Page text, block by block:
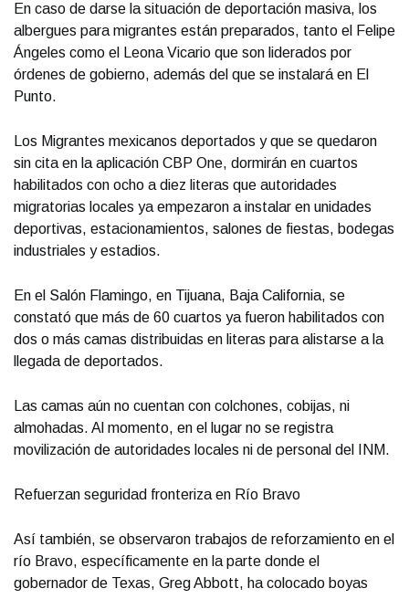
En caso de darse la situación de deportación masiva, los
albergues para migrantes están preparados, tanto el Felipe
Ángeles como el Leona Vicario que son liderados por
órdenes de gobierno, además del que se instalará en El
Punto.
Los Migrantes mexicanos deportados y que se quedaron
sin cita en la aplicación CBP One, dormirán en cuartos
habilitados con ocho a diez literas que autoridades
migratorias locales ya empezaron a instalar en unidades
deportivas, estacionamientos, salones de fiestas, bodegas
industriales y estadios.
En el Salón Flamingo, en Tijuana, Baja California, se
constató que más de 60 cuartos ya fueron habilitados con
dos o más camas distribuidas en literas para alistarse a la
llegada de deportados.
Las camas aún no cuentan con colchones, cobijas, ni
almohadas. Al momento, en el lugar no se registra
movilización de autoridades locales ni de personal del INM.
Refuerzan seguridad fronteriza en Río Bravo
Así también, se observaron trabajos de reforzamiento en el
río Bravo, específicamente en la parte donde el
gobernador de Texas, Greg Abbott, ha colocado boyas